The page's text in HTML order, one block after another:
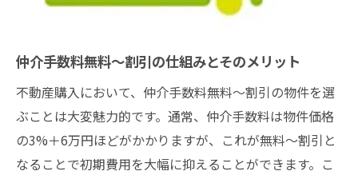
仲介手数料無料～割引の仕組みとそのメリット
不動産購入において、仲介手数料無料～割引の物件を選
ぶことは大変魅力的です。通常、仲介手数料は物件価格
の3%＋6万円ほどがかかりますが、これが無料～割引と
なることで初期費用を大幅に抑えることができます。こ